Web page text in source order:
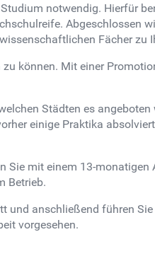
notwendig. Hierfür
Abgeschlossen
Fächer zu
können. Mit einer
Städten es
einige Praktika
Sie mit einem 13-monatigen
Betrieb.
und anschließend führen
vorgesehen.